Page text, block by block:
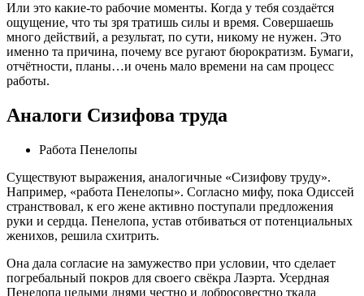
Или это какие-то рабочие моменты. Когда у тебя создаётся
ощущение, что ты зря тратишь силы и время. Совершаешь
много действий, а результат, по сути, никому не нужен. Это
именно та причина, почему все ругают бюрократизм. Бумаги,
отчётности, планы…и очень мало времени на сам процесс
работы.
Аналоги Сизифова труда
Работа Пенелопы
Существуют выражения, аналогичные «Сизифову труду».
Например, «работа Пенелопы». Согласно мифу, пока Одиссей
странствовал, к его жене активно поступали предложения
руки и сердца. Пенелопа, устав отбиваться от потенциальных
женихов, решила схитрить.
Она дала согласие на замужество при условии, что сделает
погребальный покров для своего свёкра Лаэрта. Усердная
Пенелопа целыми днями честно и добросовестно ткала